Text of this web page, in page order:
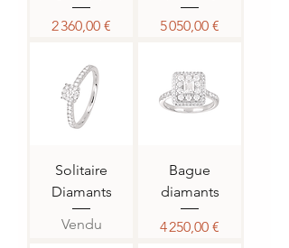
Prix
2 360,00 €
Prix
5 050,00 €
Solitaire
Diamants
Vendu
Bague
diamants
Prix
4 250,00 €